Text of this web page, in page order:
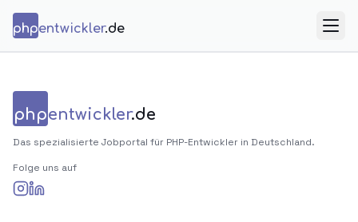
phpentwickler.de
phpentwickler.de
Das spezialisierte Jobportal für PHP-Entwickler in Deutschland.
Folge uns auf